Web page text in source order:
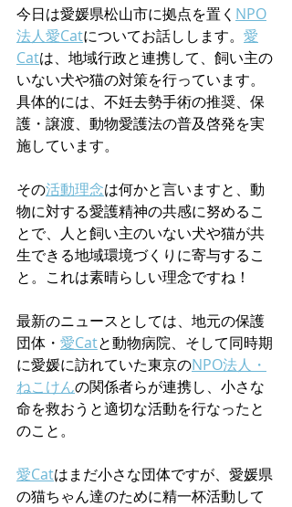
今日は愛媛県松山市に拠点を置く NPO
法人愛Catについてお話しします。 愛
Catは、地域行政と連携して、飼い主の
いない犬や猫の対策を行っています。
具体的には、不妊去勢手術の推奨、保
護・譲渡、動物愛護法の普及啓発を実
施しています。
その活動理念は何かと言いますと、動
物に対する愛護精神の共感に努めるこ
とで、人と飼い主のいない犬や猫が共
生できる地域環境づくりに寄与するこ
と。これは素晴らしい理念ですね！
最新のニュースとしては、地元の保護
団体・ 愛Catと動物病院、そして同時期
に愛媛に訪れていた東京のNPO法人・
ねこけんの関係者らが連携し、小さな
命を救おうと適切な活動を行なったと
のこと。
愛Catはまだ小さな団体ですが、愛媛県
の猫ちゃん達のために精一杯活動して